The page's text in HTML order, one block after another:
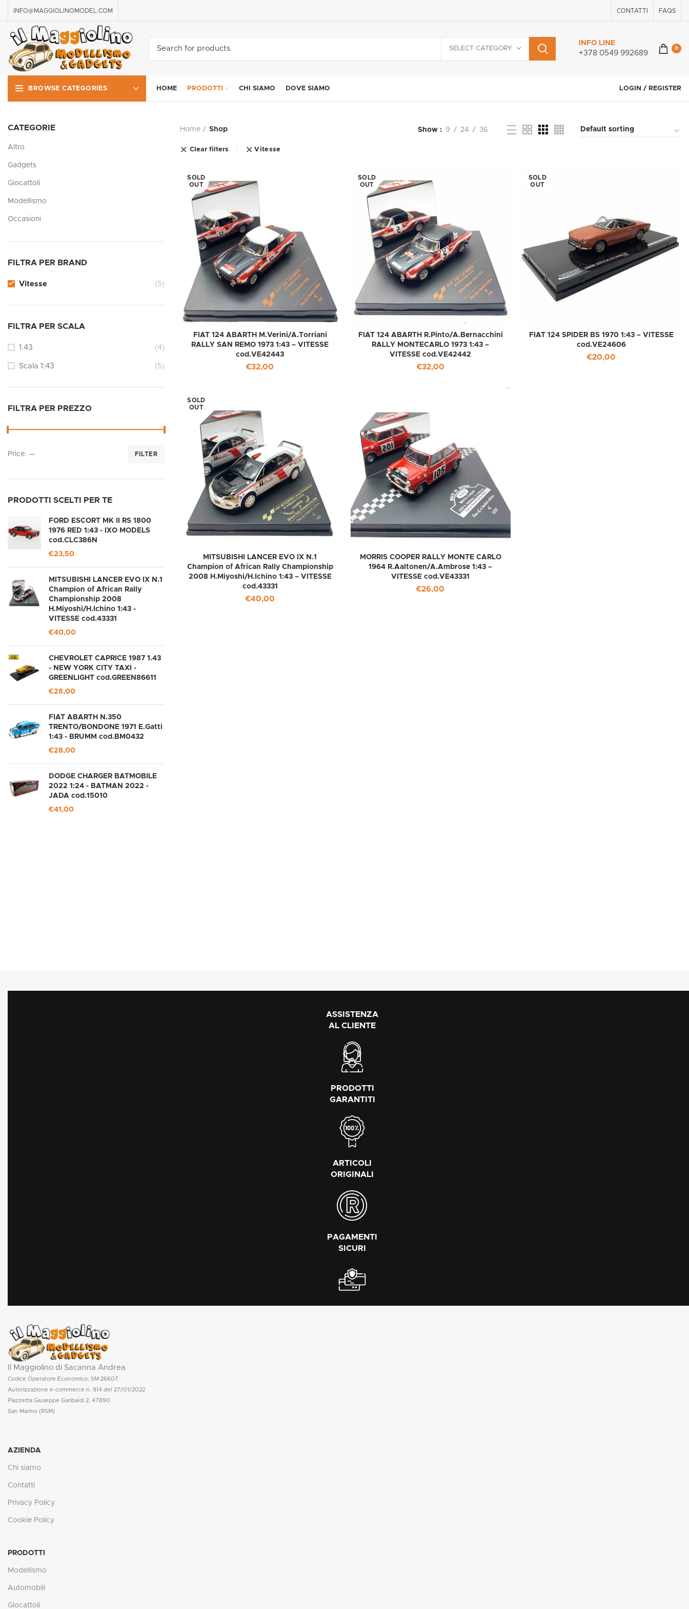
INFO@MAGGIOLINOMODEL.COM CONTATTI FAQS
SELECT CATEGORY
INFO LINE
+378 0549 992689
0
BROWSE CATEGORIES HOME PRODOTTI CHI SIAMO DOVE SIAMO LOGIN / REGISTER
CATEGORIE
Altro
Gadgets
Giocattoli
Modellismo
Occasioni
FILTRA PER BRAND
Vitesse (5)
FILTRA PER SCALA
1.43 (4)
Scala 1:43 (5)
FILTRA PER PREZZO
FILTER
Price: —
PRODOTTI SCELTI PER TE
FORD ESCORT MK II RS 1800
1976 RED 1:43 - IXO MODELS
cod.CLC386N
€23,50
MITSUBISHI LANCER EVO IX N.1
Champion of African Rally
Championship 2008
H.Miyoshi/H.Ichino 1:43 -
VITESSE cod.43331
€40,00
CHEVROLET CAPRICE 1987 1.43
- NEW YORK CITY TAXI -
GREENLIGHT cod.GREEN86611
€28,00
FIAT ABARTH N.350
TRENTO/BONDONE 1971 E.Gatti
1:43 - BRUMM cod.BM0432
€28,00
DODGE CHARGER BATMOBILE
2022 1:24 - BATMAN 2022 -
JADA cod.15010
€41,00
Home Shop Show 9 24 36
Clear filters Vitesse
SOLD
OUT
FIAT 124 ABARTH M.Verini/A.Torriani
RALLY SAN REMO 1973 1:43 – VITESSE
cod.VE42443
€32,00
SOLD
OUT
FIAT 124 ABARTH R.Pinto/A.Bernacchini
RALLY MONTECARLO 1973 1:43 –
VITESSE cod.VE42442
€32,00
SOLD
OUT
FIAT 124 SPIDER BS 1970 1:43 – VITESSE
cod.VE24606
€20,00
SOLD
OUT
MITSUBISHI LANCER EVO IX N.1
Champion of African Rally Championship
2008 H.Miyoshi/H.Ichino 1:43 – VITESSE
cod.43331
€40,00
MORRIS COOPER RALLY MONTE CARLO
1964 R.Aaltonen/A.Ambrose 1:43 –
VITESSE cod.VE43331
€26,00
ASSISTENZA
AL CLIENTE
PRODOTTI
GARANTITI
ARTICOLI
ORIGINALI
PAGAMENTI
SICURI
Il Maggiolino di Sacanna Andrea
Codice Operatore Economico: SM 26607
Autorizzazione e-commerce n. 914 del 27/01/2022
Piazzetta Giuseppe Garibaldi 2, 47890
San Marino (RSM)
AZIENDA
Chi siamo
Contatti
Privacy Policy
Cookie Policy
PRODOTTI
Modellismo
Automobili
Giocattoli